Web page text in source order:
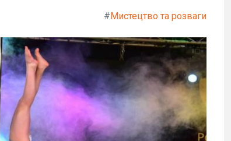
#Мистецтво та розваги